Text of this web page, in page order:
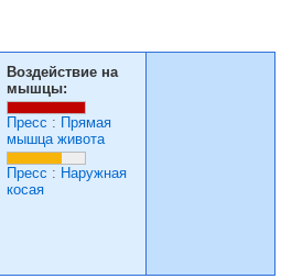
Воздействие на
мышцы:
Пресс : Прямая
мышца живота
Пресс : Наружная
косая